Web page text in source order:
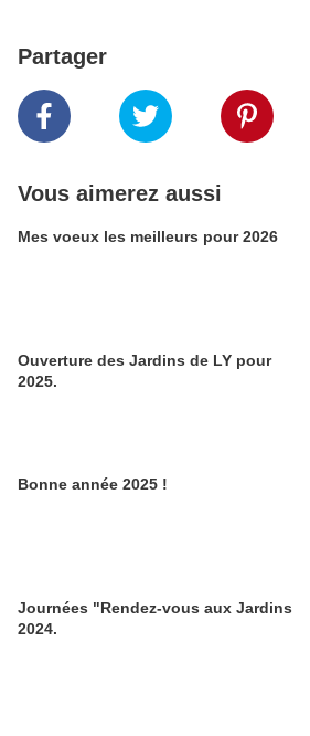
Partager
Vous aimerez aussi
Mes voeux les meilleurs pour 2026
Ouverture des Jardins de LY pour
2025.
Bonne année 2025 !
Journées "Rendez-vous aux Jardins
2024.